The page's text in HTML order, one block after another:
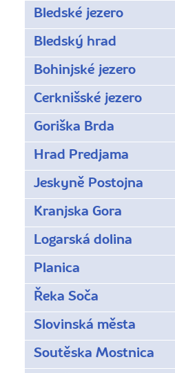
Bledské jezero
Bledský hrad
Bohinjské jezero
Cerknišské jezero
Goriška Brda
Hrad Predjama
Jeskyně Postojna
Kranjska Gora
Logarská dolina
Planica
Řeka Soča
Slovinská města
Soutěska Mostnica